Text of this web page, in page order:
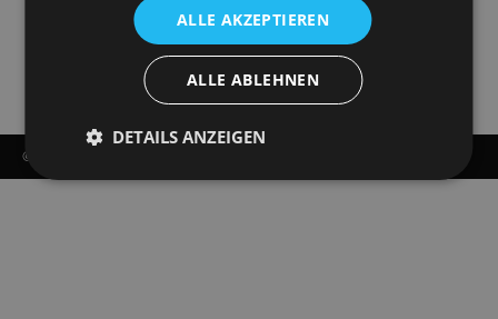
© COPYRIGHT - STAATSOPERETTE DRESDEN 2026
ALLE AKZEPTIEREN
ALLE ABLEHNEN
DETAILS ANZEIGEN